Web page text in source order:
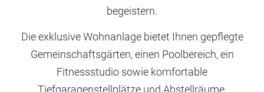
begeistern.
Die exklusive Wohnanlage bietet Ihnen gepflegte
Gemeinschaftsgärten, einen Poolbereich, ein
Fitnessstudio sowie komfortable
Tiefgaragenstellplätze und Abstellräume.